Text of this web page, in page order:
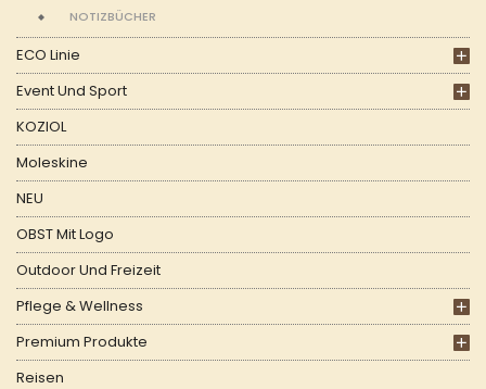
NOTIZBÜCHER
ECO Linie
Event Und Sport
KOZIOL
Moleskine
NEU
OBST Mit Logo
Outdoor Und Freizeit
Pflege & Wellness
Premium Produkte
Reisen